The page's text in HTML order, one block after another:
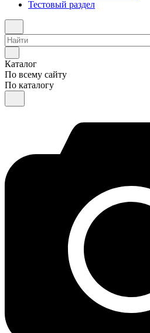
Тестовый раздел
Каталог
По всему сайту
По каталогу